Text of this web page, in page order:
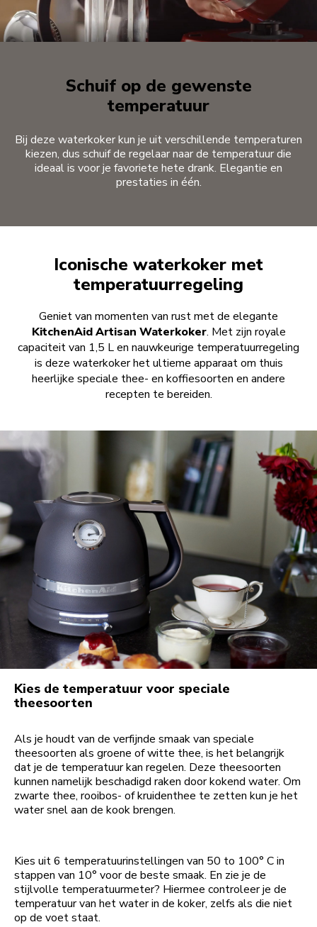
Schuif op de gewenste
temperatuur
Bij deze waterkoker kun je uit verschillende temperaturen
kiezen, dus schuif de regelaar naar de temperatuur die
ideaal is voor je favoriete hete drank. Elegantie en
prestaties in één.
Iconische waterkoker met
temperatuurregeling
Geniet van momenten van rust met de elegante
KitchenAid Artisan Waterkoker. Met zijn royale
capaciteit van 1,5 L en nauwkeurige temperatuurregeling
is deze waterkoker het ultieme apparaat om thuis
heerlijke speciale thee- en koffiesoorten en andere
recepten te bereiden.
Kies de temperatuur voor speciale
theesoorten
Als je houdt van de verfijnde smaak van speciale
theesoorten als groene of witte thee, is het belangrijk
dat je de temperatuur kan regelen. Deze theesoorten
kunnen namelijk beschadigd raken door kokend water. Om
zwarte thee, rooibos- of kruidenthee te zetten kun je het
water snel aan de kook brengen.
Kies uit 6 temperatuurinstellingen van 50 to 100° C in
stappen van 10° voor de beste smaak. En zie je de
stijlvolle temperatuurmeter? Hiermee controleer je de
temperatuur van het water in de koker, zelfs als die niet
op de voet staat.